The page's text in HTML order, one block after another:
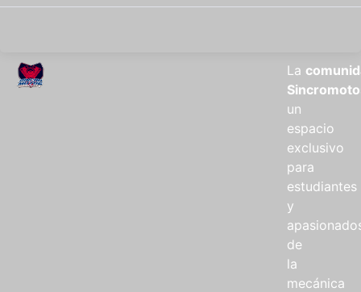
La
un
espacio
exclusivo
para
estudiantes
y
de
la
mecánica